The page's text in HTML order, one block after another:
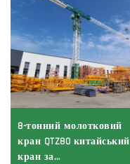
8-тонний молотковий
кран QTZ80 китайський
кран за